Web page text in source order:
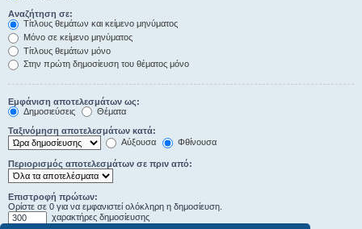
Αναζήτηση σε:
Τίτλους θεμάτων και κείμενο μηνύματος
Μόνο σε κείμενο μηνύματος
Τίτλους θεμάτων μόνο
Στην πρώτη δημοσίευση του θέματος μόνο
Εμφάνιση αποτελεσμάτων ως:
Δημοσιεύσεις
Θέματα
Ταξινόμηση αποτελεσμάτων κατά:
Αύξουσα
Φθίνουσα
Περιορισμός αποτελεσμάτων σε πριν από:
Επιστροφή πρώτων:
Ορίστε σε 0 για να εμφανιστεί ολόκληρη η δημοσίευση.
χαρακτήρες δημοσίευσης